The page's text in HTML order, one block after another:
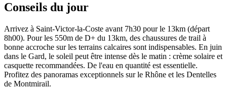
Conseils du jour
Arrivez à Saint-Victor-la-Coste avant 7h30 pour le 13km (départ
8h00). Pour les 550m de D+ du 13km, des chaussures de trail à
bonne accroche sur les terrains calcaires sont indispensables. En juin
dans le Gard, le soleil peut être intense dès le matin : crème solaire et
casquette recommandées. De l'eau en quantité est essentielle.
Profitez des panoramas exceptionnels sur le Rhône et les Dentelles
de Montmirail.